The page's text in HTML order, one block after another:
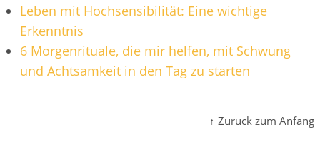
Leben mit Hochsensibilität: Eine wichtige
Erkenntnis
6 Morgenrituale, die mir helfen, mit Schwung
und Achtsamkeit in den Tag zu starten
↑ Zurück zum Anfang